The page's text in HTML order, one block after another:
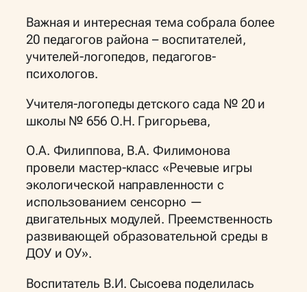
Важная и интересная тема собрала более
20 педагогов района – воспитателей,
учителей-логопедов, педагогов-
психологов.
Учителя-логопеды детского сада № 20 и
школы № 656 О.Н. Григорьева,
О.А. Филиппова, В.А. Филимонова
провели мастер-класс «Речевые игры
экологической направленности с
использованием сенсорно —
двигательных модулей. Преемственность
развивающей образовательной среды в
ДОУ и ОУ».
Воспитатель В.И. Сысоева поделилась